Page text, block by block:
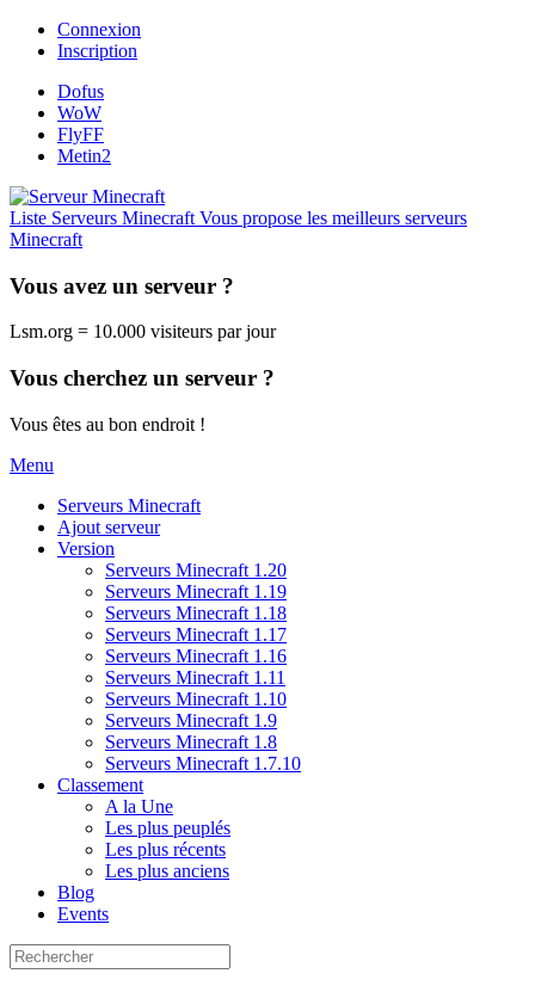
Connexion
Inscription
Dofus
WoW
FlyFF
Metin2
Liste Serveurs Minecraft Vous propose les meilleurs serveurs
Minecraft
Vous avez un serveur ?
Lsm.org = 10.000 visiteurs par jour
Vous cherchez un serveur ?
Vous êtes au bon endroit !
Menu
Serveurs Minecraft
Ajout serveur
Version
Serveurs Minecraft 1.20
Serveurs Minecraft 1.19
Serveurs Minecraft 1.18
Serveurs Minecraft 1.17
Serveurs Minecraft 1.16
Serveurs Minecraft 1.11
Serveurs Minecraft 1.10
Serveurs Minecraft 1.9
Serveurs Minecraft 1.8
Serveurs Minecraft 1.7.10
Classement
A la Une
Les plus peuplés
Les plus récents
Les plus anciens
Blog
Events